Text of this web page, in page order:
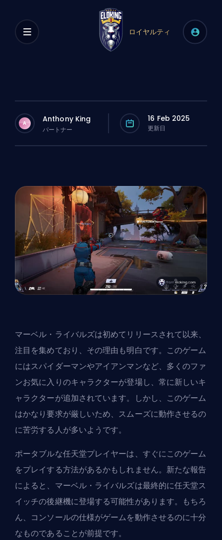
ロイヤルティ
A Anthony King
パートナー
16 Feb 2025
更新日
マーベル・ライバルズは初めてリリースされて以来、
注目を集めており、その理由も明白です。このゲーム
にはスパイダーマンやアイアンマンなど、多くのファ
ンお気に入りのキャラクターが登場し、常に新しいキ
ャラクターが追加されています。しかし、このゲーム
はかなり要求が厳しいため、スムーズに動作させるの
に苦労する人が多いようです。
ポータブルな任天堂プレイヤーは、すぐにこのゲーム
をプレイする方法があるかもしれません。新たな報告
によると、マーベル・ライバルズは最終的に任天堂ス
イッチの後継機に登場する可能性があります。もちろ
ん、コンソールの仕様がゲームを動作させるのに十分
なものであることが前提です。